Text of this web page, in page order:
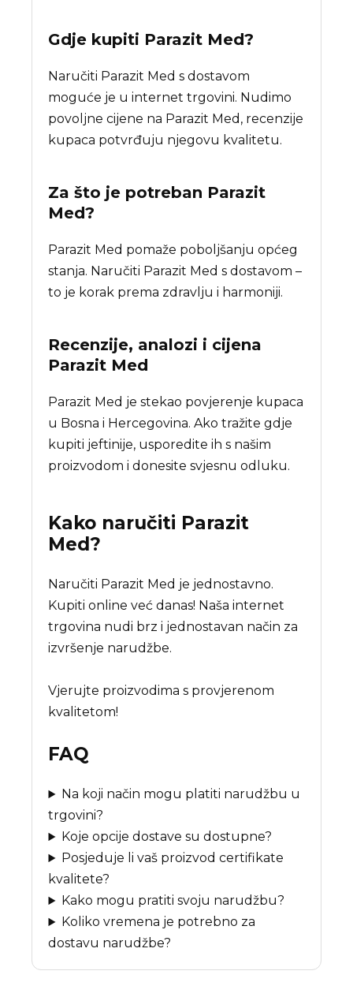
Gdje kupiti Parazit Med?
Naručiti Parazit Med s dostavom
moguće je u internet trgovini. Nudimo
povoljne cijene na Parazit Med, recenzije
kupaca potvrđuju njegovu kvalitetu.
Za što je potreban Parazit
Med?
Parazit Med pomaže poboljšanju općeg
stanja. Naručiti Parazit Med s dostavom –
to je korak prema zdravlju i harmoniji.
Recenzije, analozi i cijena
Parazit Med
Parazit Med je stekao povjerenje kupaca
u Bosna i Hercegovina. Ako tražite gdje
kupiti jeftinije, usporedite ih s našim
proizvodom i donesite svjesnu odluku.
Kako naručiti Parazit
Med?
Naručiti Parazit Med je jednostavno.
Kupiti online već danas! Naša internet
trgovina nudi brz i jednostavan način za
izvršenje narudžbe.
Vjerujte proizvodima s provjerenom
kvalitetom!
FAQ
Na koji način mogu platiti narudžbu u
trgovini?
Koje opcije dostave su dostupne?
Posjeduje li vaš proizvod certifikate
kvalitete?
Kako mogu pratiti svoju narudžbu?
Koliko vremena je potrebno za
dostavu narudžbe?